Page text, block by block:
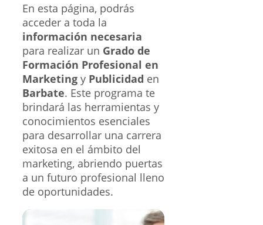
En esta página, podrás
acceder a toda la
información necesaria
para realizar un Grado de
Formación Profesional en
Marketing y Publicidad en
Barbate. Este programa te
brindará las herramientas y
conocimientos esenciales
para desarrollar una carrera
exitosa en el ámbito del
marketing, abriendo puertas
a un futuro profesional lleno
de oportunidades.